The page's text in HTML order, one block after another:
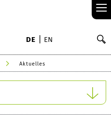
≡
DE EN
Aktuelles